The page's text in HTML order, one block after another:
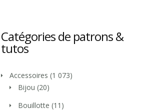
Catégories de patrons &
tutos
Accessoires (1 073)
Bijou (20)
Bouillotte (11)